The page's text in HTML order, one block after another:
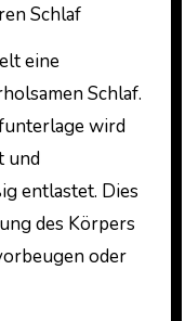
Schlaf
eine
Schlaf.
wird
und
entlastet. Dies
des Körpers
oder